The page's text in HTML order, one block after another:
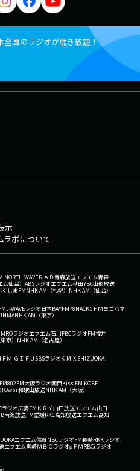
全国のラジオが聴き放題！
示
ラボについて
NORTH WAVEＲＡＢ青森放送エフエム青森
仙台） ABSラジオエフエム秋田YBC山形放送
くしまFMNHK AM（札幌） NHK AM（仙台）
J-WAVEラジオ日本BAYFM78NACK5 ＦＭヨコハマ
NHK AM（東京）
MROラジオエフエム石川FBCラジオFM福井
京） NHK AM（名古屋）
ＦＭ ＧＩＦＵ SBSラジオK-MIX SHIZUOKA
FM802FM大阪ラジオ関西Kiss FM KOBE
wbs和歌山放送NHK AM（大阪）
ラジオ広島FM ＫＲＹ山口放送エフエム山口
南海放送FM愛媛RKC高知放送エフエム高知
エフエム佐賀NBCラジオFM長崎RKKラジオ
エフエム宮崎ＭＢＣラジオμＦＭRBCiラジオ